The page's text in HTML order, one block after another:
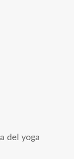
del yoga